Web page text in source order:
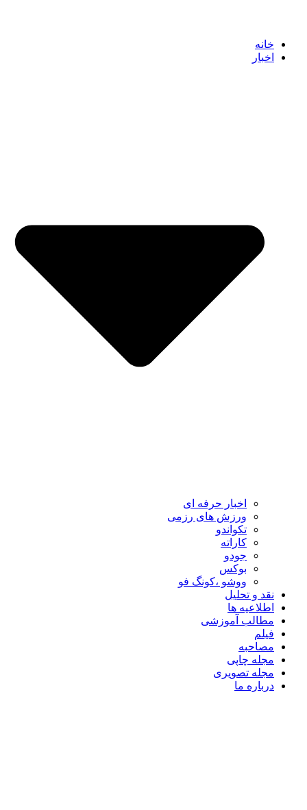
خانه
اخبار
اخبار حرفه ای
ورزش های رزمی
تکواندو
کاراته
جودو
بوکس
ووشو ،کونگ فو
نقد و تحلیل
اطلاعیه ها
مطالب آموزشی
فیلم
مصاحبه
مجله چاپی
مجله تصویری
درباره ما